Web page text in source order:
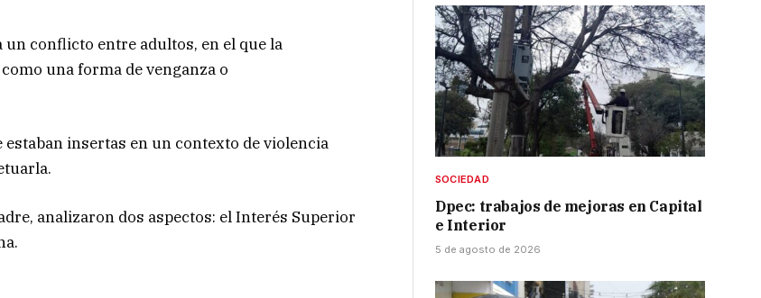
conflicto entre adultos, en el que la
una forma de venganza o
insertas en un contexto de violencia
analizaron dos aspectos: el Interés Superior
SOCIEDAD
Dpec: trabajos de mejoras en Capital
e Interior
5 de agosto de 2026